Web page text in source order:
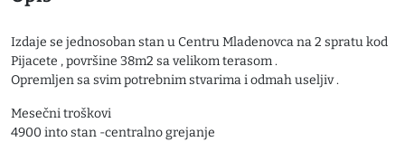
Izdaje se jednosoban stan u Centru Mladenovca na 2 spratu kod
Pijacete , površine 38m2 sa velikom terasom .
Opremljen sa svim potrebnim stvarima i odmah useljiv .
Mesečni troškovi
4900 into stan -centralno grejanje